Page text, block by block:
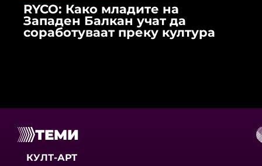
RYCO: Како младите на
Западен Балкан учат да
соработуваат преку култура
ТЕМИ
КУЛТ-АРТ